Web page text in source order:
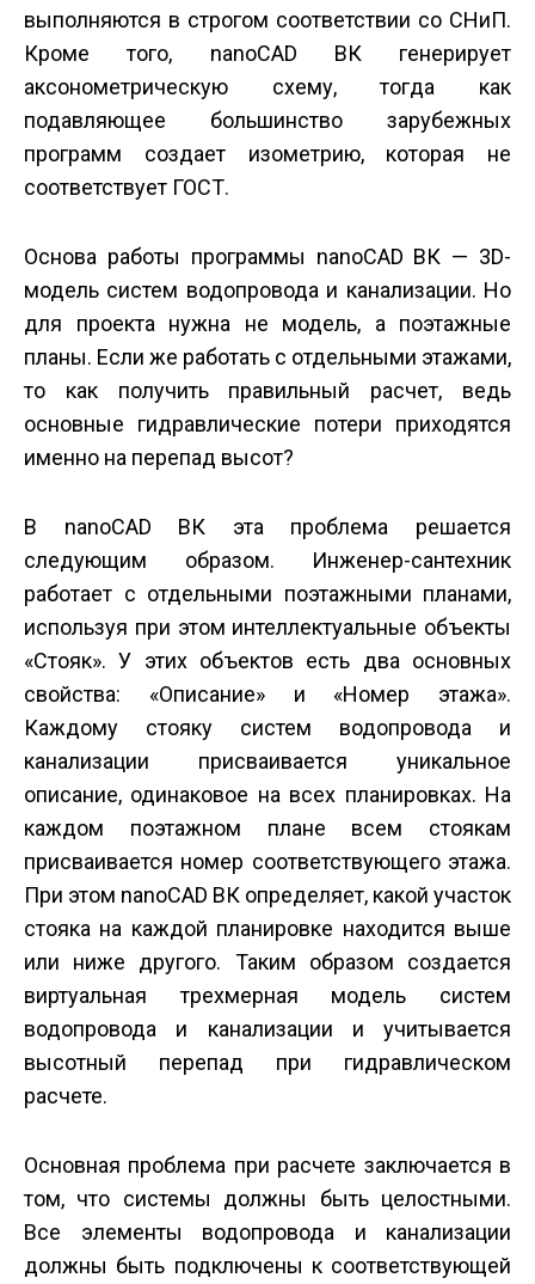
выполняются в строгом соответствии со СНиП.
Кроме того, nanoCAD ВК генерирует
аксонометрическую схему, тогда как
подавляющее большинство зарубежных
программ создает изометрию, которая не
соответствует ГОСТ.
Основа работы программы nanoCAD ВК — 3D-
модель систем водопровода и канализации. Но
для проекта нужна не модель, а поэтажные
планы. Если же работать с отдельными этажами,
то как получить правильный расчет, ведь
основные гидравлические потери приходятся
именно на перепад высот?
В nanoCAD ВК эта проблема решается
следующим образом. Инженер-сантехник
работает с отдельными поэтажными планами,
используя при этом интеллектуальные объекты
«Стояк». У этих объектов есть два основных
свойства: «Описание» и «Номер этажа».
Каждому стояку систем водопровода и
канализации присваивается уникальное
описание, одинаковое на всех планировках. На
каждом поэтажном плане всем стоякам
присваивается номер соответствующего этажа.
При этом nanoCAD ВК определяет, какой участок
стояка на каждой планировке находится выше
или ниже другого. Таким образом создается
виртуальная трехмерная модель систем
водопровода и канализации и учитывается
высотный перепад при гидравлическом
расчете.
Основная проблема при расчете заключается в
том, что системы должны быть целостными.
Все элементы водопровода и канализации
должны быть подключены к соответствующей